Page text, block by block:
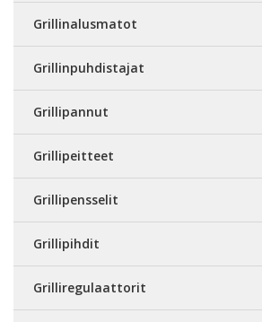
Grillinalusmatot
Grillinpuhdistajat
Grillipannut
Grillipeitteet
Grillipensselit
Grillipihdit
Grilliregulaattorit